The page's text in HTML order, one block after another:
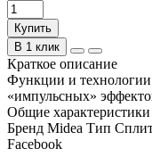
Купить
В 1 клик
Краткое описание
Функции и технологии
«импульсных»
Общие характеристики
Бренд Midea Тип
Facebook